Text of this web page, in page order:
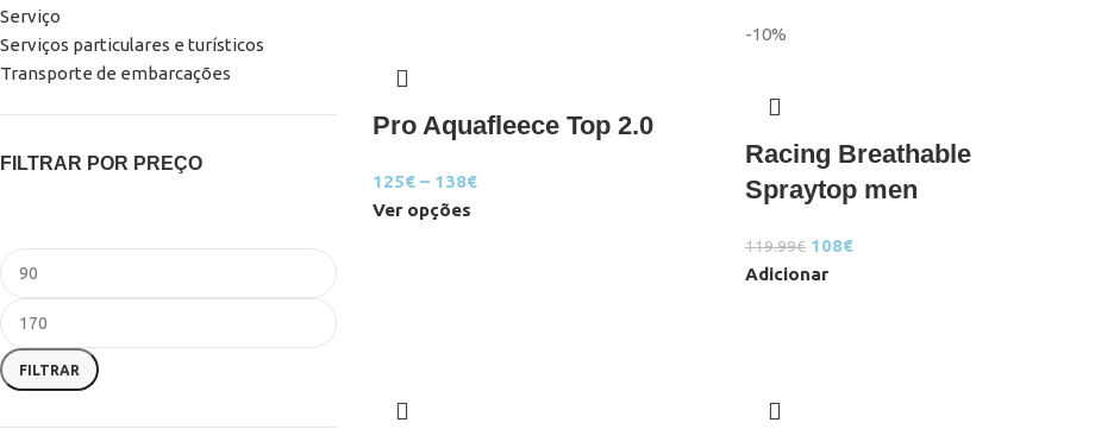
Serviço
Serviços particulares e turísticos
Transporte de embarcações
FILTRAR POR PREÇO
FILTRAR
Pro Aquafleece Top 2.0
125€ – 138€
Ver opções
-10%
Racing Breathable
Spraytop men
119.99€ 108€
Adicionar